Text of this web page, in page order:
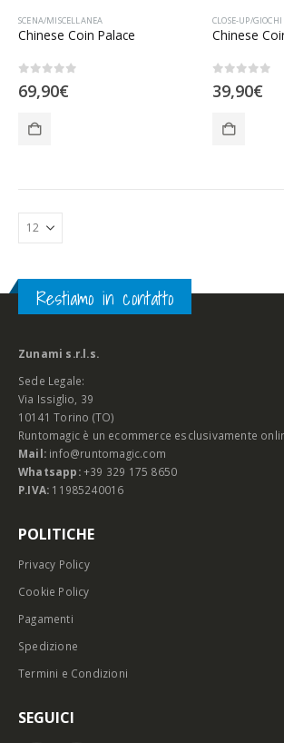
SCENA/MISCELLANEA
Chinese Coin Palace
69,90€
CLOSE-UP/
Chinese
39,90€
Restiamo in contatto
Zunami s.r.l.s.
Sede Legale:
Via Issiglio, 39
10141 Torino (TO)
Runtomagic è un ecommerce esclusivamente
Mail: info@runtomagic.com
Whatsapp: +39 329 175 8650
P.IVA: 11985240016
POLITICHE
Privacy Policy
Cookie Policy
Pagamenti
Spedizione
Termini e Condizioni
SEGUICI